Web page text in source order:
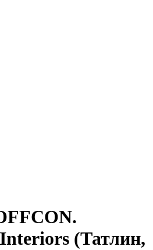
(Татлин,